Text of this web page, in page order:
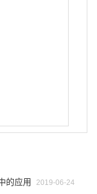
的应用 2019-06-24